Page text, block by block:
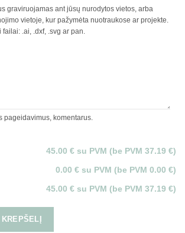
graviruojamas ant jūsų nurodytos vietos, arba
vietoje, kur pažymėta nuotraukose ar projekte.
.ai, .dxf, .svg ar pan.
pageidavimus, komentarus.
45.00 € su PVM (be PVM 37.19 €)
0.00 € su PVM (be PVM 0.00 €)
45.00 € su PVM (be PVM 37.19 €)
Į KREPŠELĮ